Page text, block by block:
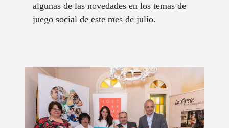
algunas de las novedades en los temas de
juego social de este mes de julio.